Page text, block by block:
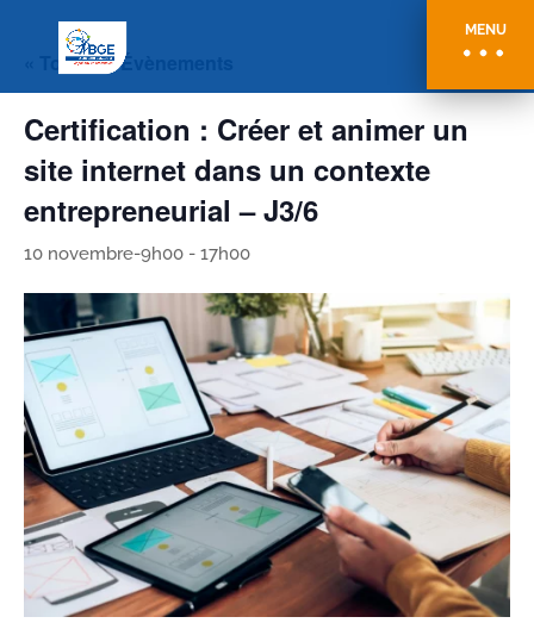
MENU
« Tous les Évènements
Certification : Créer et animer un
site internet dans un contexte
entrepreneurial – J3/6
10 novembre-9h00 - 17h00